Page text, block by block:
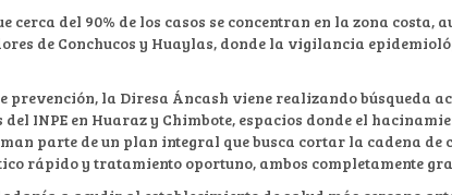
del 90% de los casos se concentran en la zona costa,
de Conchucos y Huaylas, donde la vigilancia
prevención, la Diresa Áncash viene realizando búsqueda
INPE en Huaraz y Chimbote, espacios donde el
parte de un plan integral que busca cortar la cadena de
rápido y tratamiento oportuno, ambos completamente